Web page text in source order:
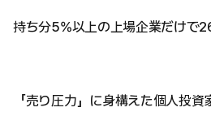
持ち分5%以上の上場企業だけで
「売り圧力」に身構えた個人投